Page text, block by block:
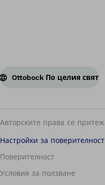
Ottobock По целия свят
Авторските права се
Настройки за поверителност
Поверителност
Условия за ползване